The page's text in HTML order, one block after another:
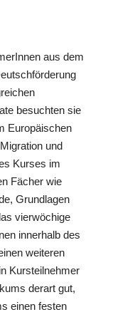
aus dem
besuchten sie
Europäischen
und
Kurses im
Fächer wie
Grundlagen
vierwöchige
innerhalb des
weiteren
Kursteilnehmer
derart gut,
einen festen